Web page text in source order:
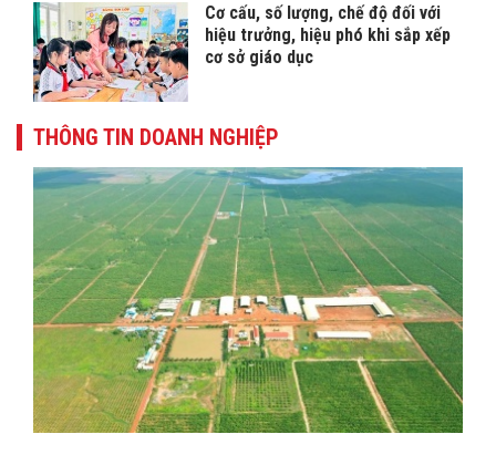
Cơ cấu, số lượng, chế độ đối với
hiệu trưởng, hiệu phó khi sắp xếp
cơ sở giáo dục
THÔNG TIN DOANH NGHIỆP